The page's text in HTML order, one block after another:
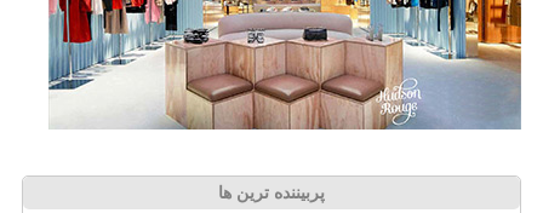
پربیننده ترین ها